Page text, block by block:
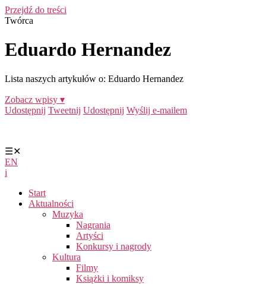
Przejdź do treści
Twórca
Eduardo Hernandez
Lista naszych artykułów o: Eduardo Hernandez
Zobacz wpisy ▾
Udostępnij Tweetnij Udostępnij Wyślij e-mailem
☰✕
EN
i
Start
Aktualności
Muzyka
Nagrania
Artyści
Konkursy i nagrody
Kultura
Filmy
Książki i komiksy